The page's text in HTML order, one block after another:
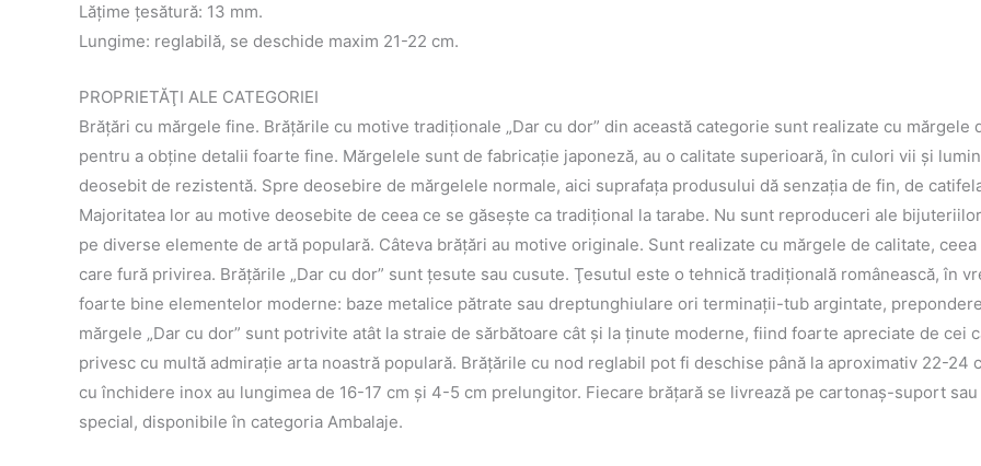
Lățime țesătură: 13 mm.
Lungime: reglabilă, se deschide maxim 21-22 cm.
PROPRIETĂŢI ALE CATEGORIEI
Brăţări cu mărgele fine. Brățările cu motive tradiţionale „Dar cu dor” din această categorie sunt realizate cu
pentru a obţine detalii foarte fine. Mărgelele sunt de fabricație japoneză, au o calitate superioară, în culori vii şi
deosebit de rezistentă. Spre deosebire de mărgelele normale, aici suprafața produsului dă senzația de fin, de
Majoritatea lor au motive deosebite de ceea ce se găseşte ca tradiţional la tarabe. Nu sunt reproduceri ale
pe diverse elemente de artă populară. Câteva brăţări au motive originale. Sunt realizate cu mărgele de calitate,
care fură privirea. Brăţările „Dar cu dor” sunt ţesute sau cusute. Ţesutul este o tehnică tradiţională românească, în
foarte bine elementelor moderne: baze metalice pătrate sau dreptunghiulare ori terminaţii-tub argintate,
mărgele „Dar cu dor” sunt potrivite atât la straie de sărbătoare cât şi la ţinute moderne, fiind foarte apreciate de cei
privesc cu multă admiraţie arta noastră populară. Brățările cu nod reglabil pot fi deschise până la aproximativ 22-24
cu închidere inox au lungimea de 16-17 cm și 4-5 cm prelungitor. Fiecare brăţară se livrează pe cartonaş-suport
special, disponibile în categoria Ambalaje.